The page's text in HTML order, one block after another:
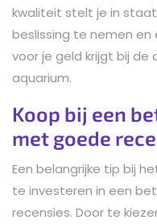
kwaliteit stelt je in
beslissing te nemen
voor je geld krijgt bij de
aquarium.
Koop bij een
met goede
Een belangrijke tip bij
te investeren in een
recensies. Door te